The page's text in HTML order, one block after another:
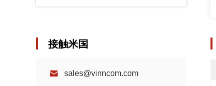
接触米国
sales@vinncom.com